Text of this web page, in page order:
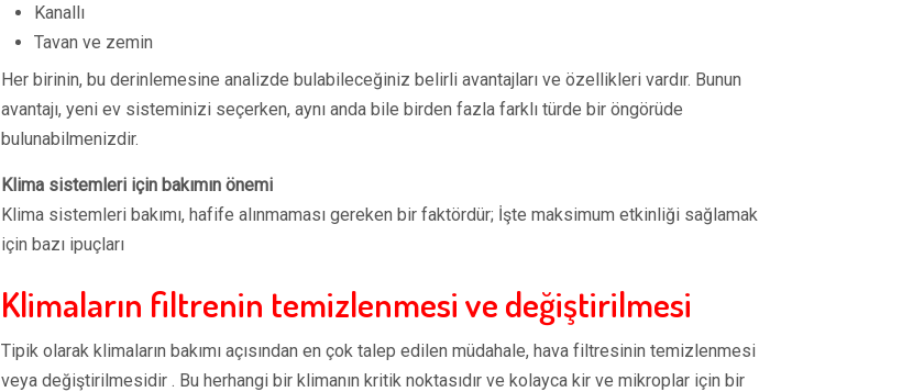
Kanallı
Tavan ve zemin
Her birinin, bu derinlemesine analizde bulabileceğiniz belirli avantajları ve özellikleri vardır. Bunun
avantajı, yeni ev sisteminizi seçerken, aynı anda bile birden fazla farklı türde bir öngörüde
bulunabilmenizdir.
Klima sistemleri için bakımın önemi
Klima sistemleri bakımı, hafife alınmaması gereken bir faktördür; İşte maksimum etkinliği sağlamak
için bazı ipuçları
Klimaların filtrenin temizlenmesi ve değiştirilmesi
Tipik olarak klimaların bakımı açısından en çok talep edilen müdahale, hava filtresinin temizlenmesi
veya değiştirilmesidir . Bu herhangi bir klimanın kritik noktasıdır ve kolayca kir ve mikroplar için bir